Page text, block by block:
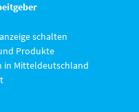
schalten
Produkte
in Mitteldeutschland